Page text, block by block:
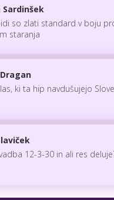
Sardinšek
so zlati standard v boju
staranja
ki ta hip navdušujejo
12-3-30 in ali res